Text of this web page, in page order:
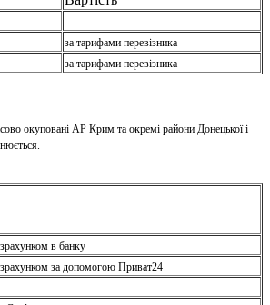
за тарифами перевізника
за тарифами перевізника
окуповані АР Крим та окремі райони Донецької і
в банку
за допомогою Приват24